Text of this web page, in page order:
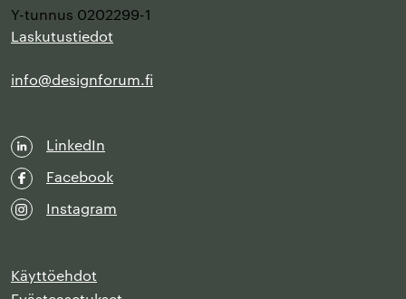
Y-tunnus 0202299-1
Laskutustiedot
info@designforum.fi
LinkedIn
Facebook
Instagram
Käyttöehdot